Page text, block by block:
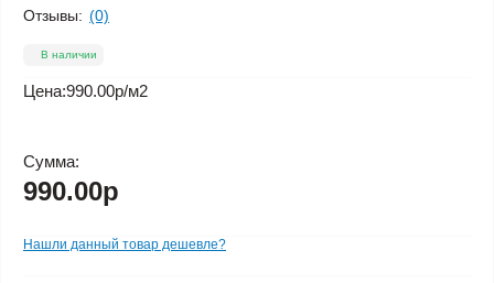
Отзывы: (0)
В наличии
Цена:990.00р/м2
Сумма:
990.00р
Нашли данный товар дешевле?